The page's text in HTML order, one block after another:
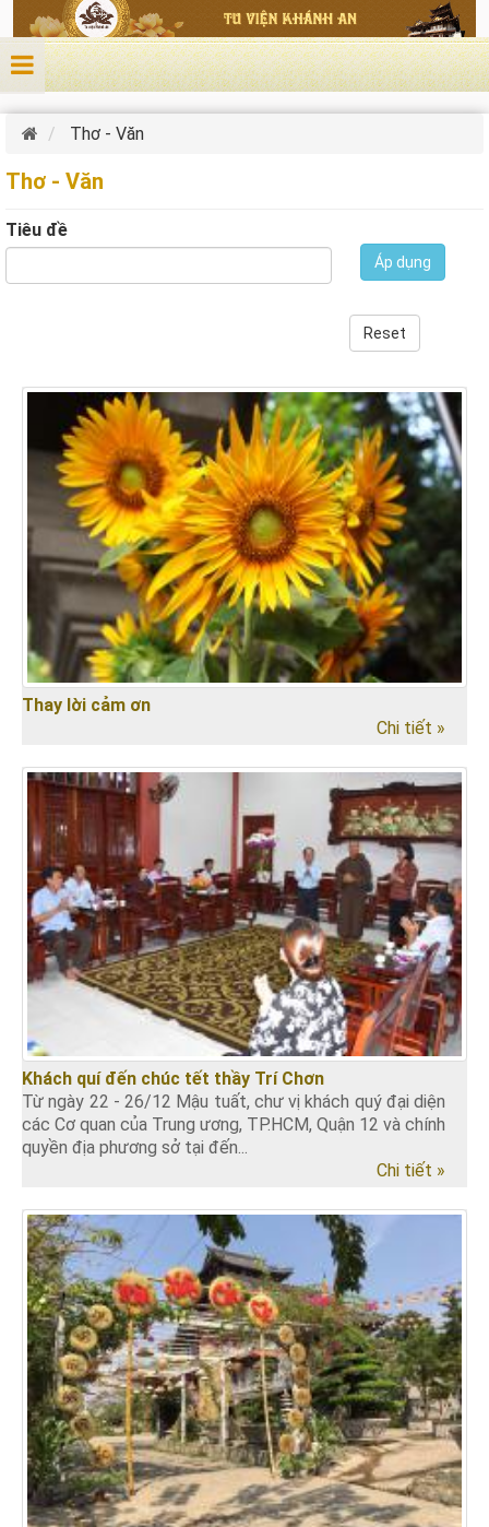
Nhảy đến nội dung
Thơ - Văn
Thơ - Văn
Tiêu đề
Áp dụng
Reset
Thay lời cảm ơn
Chi tiết »
Khách quí đến chúc tết thầy Trí Chơn
Từ ngày 22 - 26/12 Mậu tuất, chư vị khách quý đại diện
các Cơ quan của Trung ương, TP.HCM, Quận 12 và chính
quyền địa phương sở tại đến...
Chi tiết »